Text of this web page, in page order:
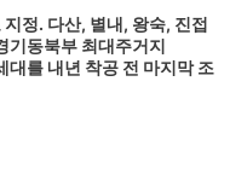
정. 다산, 별내, 왕숙, 진접
기동북부 최대주거지
대를 내년 착공 전 마지막 조